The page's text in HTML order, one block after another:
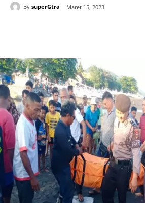
By superGtra Maret 15, 2023